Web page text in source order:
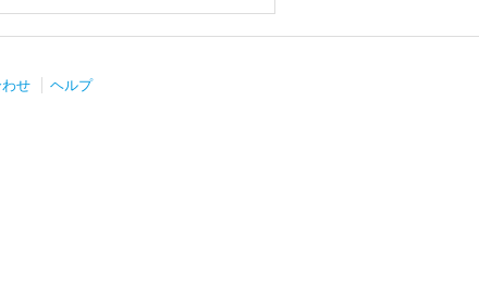
せ ヘルプ